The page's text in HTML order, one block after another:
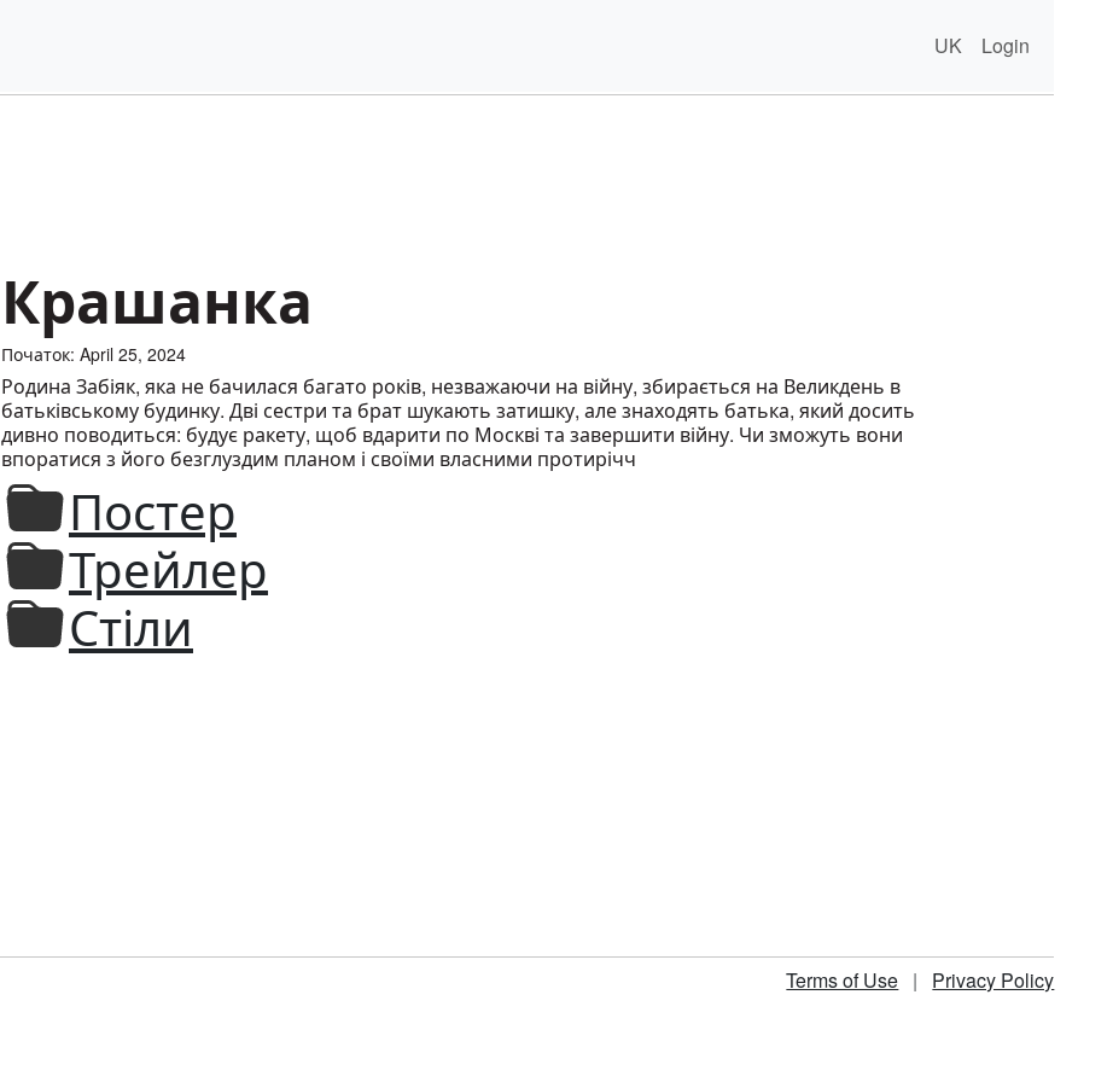
UK Login
Крашанка
Початок: April 25, 2024
Родина Забіяк, яка не бачилася багато років, незважаючи на війну, збирається на Великдень в
батьківському будинку. Дві сестри та брат шукають затишку, але знаходять батька, який досить
дивно поводиться: будує ракету, щоб вдарити по Москві та завершити війну. Чи зможуть вони
впоратися з його безглуздим планом і своїми власними протирічч
Постер
Трейлер
Стіли
Terms of Use | Privacy Policy